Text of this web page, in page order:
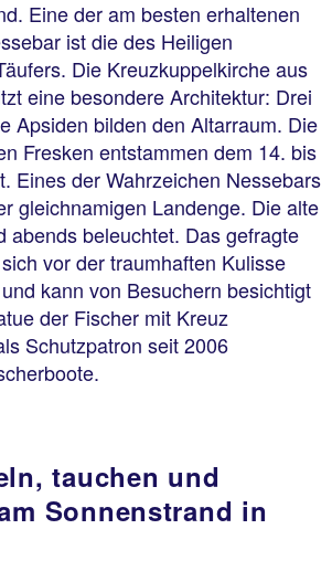
Eine der am besten erhaltenen
ist die des Heiligen
Die Kreuzkuppelkirche aus
eine besondere Architektur: Drei
Apsiden bilden den Altarraum. Die
Fresken entstammen dem 14. bis
Eines der Wahrzeichen Nessebars
gleichnamigen Landenge. Die alte
abends beleuchtet. Das gefragte
vor der traumhaften Kulisse
kann von Besuchern besichtigt
der Fischer mit Kreuz
Schutzpatron seit 2006
tauchen und
Sonnenstrand in